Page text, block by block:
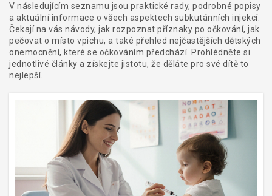
V následujícím seznamu jsou praktické rady, podrobné popisy
a aktuální informace o všech aspektech subkutánních injekcí.
Čekají na vás návody, jak rozpoznat příznaky po očkování, jak
pečovat o místo vpichu, a také přehled nejčastějších dětských
onemocnění, které se očkováním předchází. Prohlédněte si
jednotlivé články a získejte jistotu, že děláte pro své dítě to
nejlepší.